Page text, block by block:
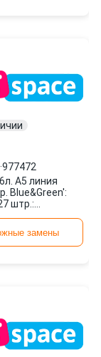
·977472
А5 линия
Blue&Green':
штр.:
замены